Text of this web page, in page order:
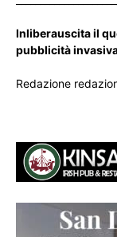
Inliberauscita il
pubblicità
Redazione